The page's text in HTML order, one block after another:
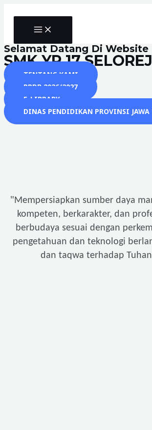
MAIN
MENU
Selamat Datang Di Website
SMK YP 17
TENTANG KAMI
PPDB 2026/2027
E-LIBRARY
DINAS PENDIDIKAN PROVINSI
"Mempersiapkan sumber daya
kompeten, berkarakter, dan
berbudaya sesuai dengan
pengetahuan dan teknologi
dan taqwa terhadap Tuhan